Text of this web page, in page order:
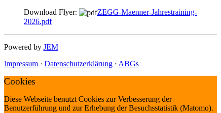
Download Flyer:
ZEGG-Maenner-Jahrestraining-
2026.pdf
Powered by JEM
Impressum · Datenschutzerklärung · ABGs
Cookies
Diese Webseite benutzt Cookies zur Verbesserung der
Benutzerführung und zur Erhebung der Besuchsstatistik (Matomo).